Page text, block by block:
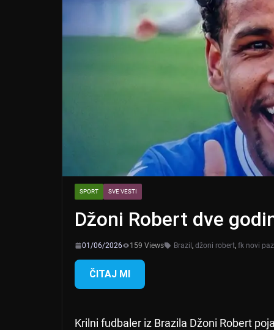
SPORT SVE VESTI
Džoni Robert dve
01/06/2026 159 Views Brazil, džoni robert, fk novi
ČITAJ MI
Krilni fudbaler iz Brazila Džoni Robert